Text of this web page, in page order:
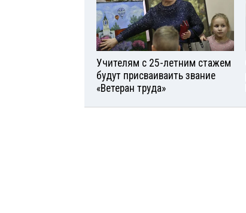
Учителям с 25-летним стажем
будут присваиваить звание
«Ветеран труда»